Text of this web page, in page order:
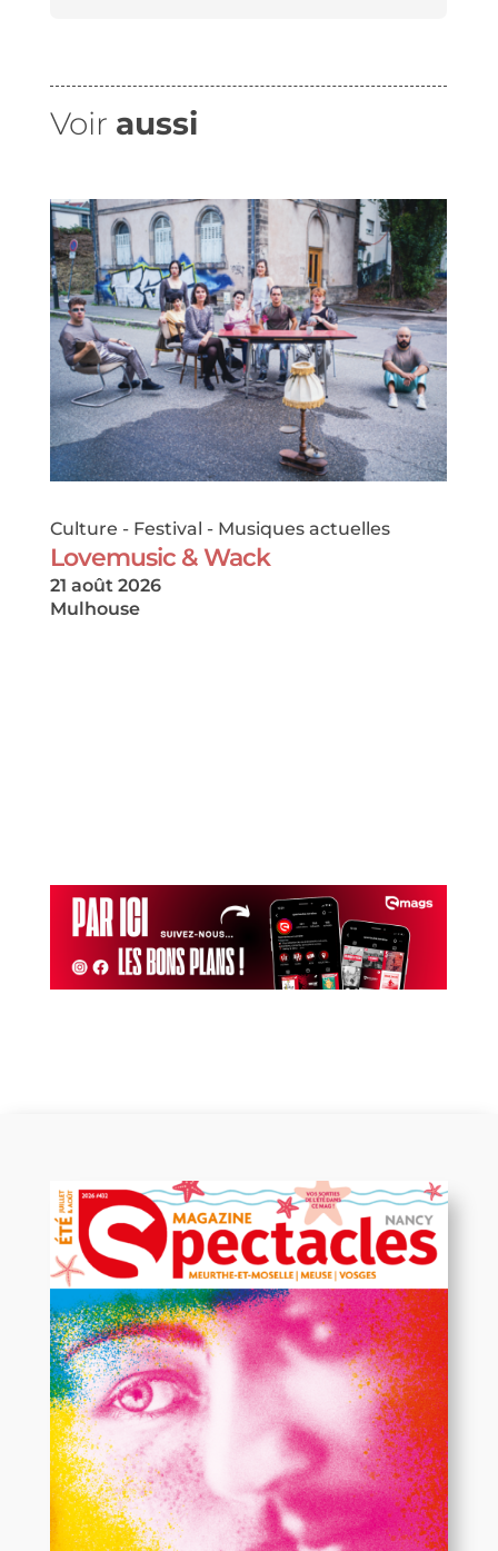
Voir aussi
Culture - Festival - Musiques actuelles
Lovemusic & Wack
21 août 2026
Mulhouse